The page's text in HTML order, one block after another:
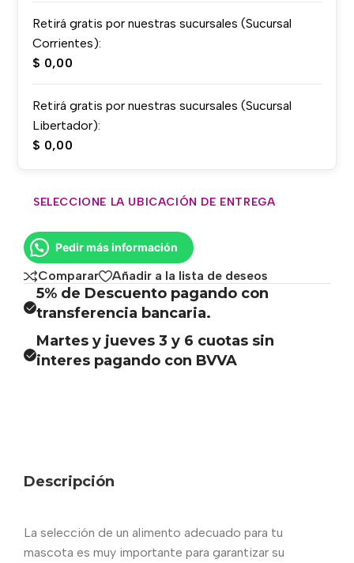
Retirá gratis por nuestras sucursales (Sucursal
Corrientes):
$ 0,00
Retirá gratis por nuestras sucursales (Sucursal
Libertador):
$ 0,00
SELECCIONE LA UBICACIÓN DE ENTREGA
Pedir más información
Comparar Añadir a la lista de deseos
5% de Descuento pagando con
transferencia bancaria.
Martes y jueves 3 y 6 cuotas sin
interes pagando con BVVA
Descripción
La selección de un alimento adecuado para tu
mascota es muy importante para garantizar su